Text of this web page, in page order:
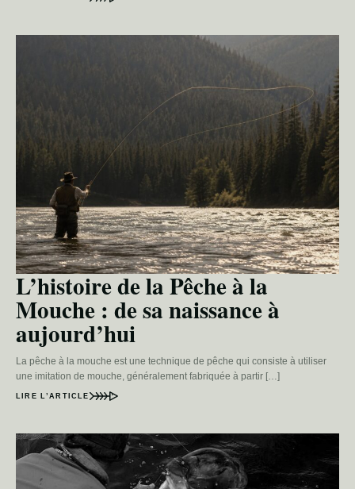
L’histoire de la Pêche à la
Mouche : de sa naissance à
aujourd’hui
La pêche à la mouche est une technique de pêche qui consiste à utiliser
une imitation de mouche, généralement fabriquée à partir […]
LIRE L’ARTICLE